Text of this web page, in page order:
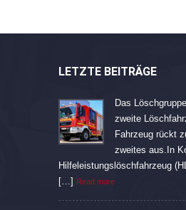
LETZTE BEITRÄGE
Das
zweite
Fahrzeug rückt
zweites aus.In
Hilfeleistungslöschfahrzeug
[…] Read more